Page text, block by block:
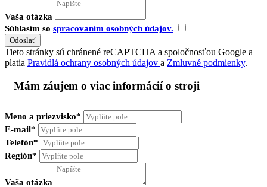
Vaša otázka
Súhlasím so spracovaním osobných údajov.
Tieto stránky sú chránené reCAPTCHA a spoločnosťou Google a
platia Pravidlá ochrany osobných údajov a Zmluvné podmienky.
Mám záujem o viac informácií o stroji
Meno a priezvisko*
E-mail*
Telefón*
Región*
Vaša otázka